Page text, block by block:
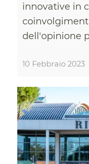
innovative in
dell'opinione
10 Febbraio 2023